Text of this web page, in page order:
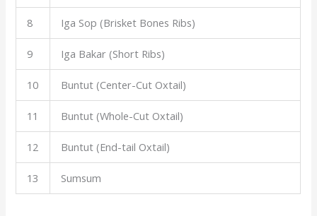
8 Iga Sop (Brisket Bones Ribs)
9 Iga Bakar (Short Ribs)
10 Buntut (Center-Cut Oxtail)
11 Buntut (Whole-Cut Oxtail)
12 Buntut (End-tail Oxtail)
13 Sumsum